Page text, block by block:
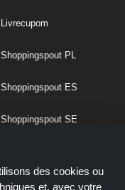
Livrecupom
Shoppingspout PL
Shoppingspout ES
Shoppingspout SE
des cookies ou
et, avec votre